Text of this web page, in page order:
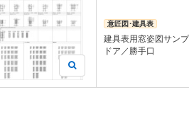
意匠図･建具表
建具表用窓姿図サン
ドア／勝手口